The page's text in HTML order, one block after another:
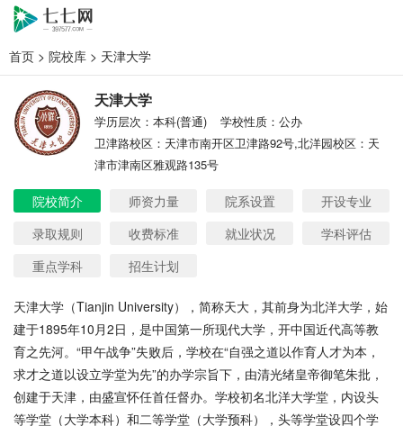
首页 > 院校库 > 天津大学
天津大学
学历层次：本科(普通)
学校性质：公办
卫津路校区：天津市南开区卫津路92号,北洋园校区：天
津市津南区雅观路135号
院校简介 师资力量 院系设置
开设专业
录取规则
收费标准 就业状况
学科评估
重点学科
招生计划
天津大学（Tianjin University），简称天大，其前身为北洋大学，始
建于1895年10月2日，是中国第一所现代大学，开中国近代高等教
育之先河。“甲午战争”失败后，学校在“自强之道以作育人才为本，
求才之道以设立学堂为先”的办学宗旨下，由清光绪皇帝御笔朱批，
创建于天津，由盛宣怀任首任督办。学校初名北洋大学堂，内设头
等学堂（大学本科）和二等学堂（大学预科），头等学堂设四个学